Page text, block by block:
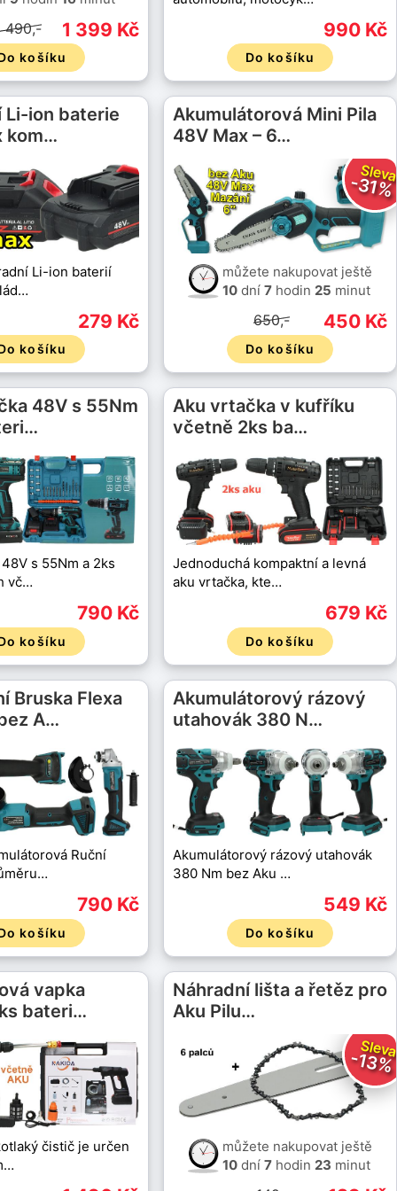
1 399 Kč
490,-
košíku
990 Kč
Do košíku
Li-ion baterie
kom…
Li-ion baterií
279 Kč
košíku
Akumulátorová Mini Pila
48V Max – 6…
-31%
můžete nakupovat ještě
10 dní 7 hodin 25 minut
450 Kč
650,-
Do košíku
48V s 55Nm
s 55Nm a 2ks
vč…
790 Kč
košíku
Aku vrtačka v kufříku
včetně 2ks ba…
Jednoduchá kompaktní a levná
aku vrtačka, kte…
679 Kč
Do košíku
Bruska Flexa
A…
Ruční
790 Kč
košíku
Akumulátorový rázový
utahovák 380 N…
Akumulátorový rázový utahovák
380 Nm bez Aku …
549 Kč
Do košíku
vapka
bateri…
čistič je určen
Náhradní lišta a řetěz pro
Aku Pilu…
-13%
můžete nakupovat ještě
10 dní 7 hodin 23 minut